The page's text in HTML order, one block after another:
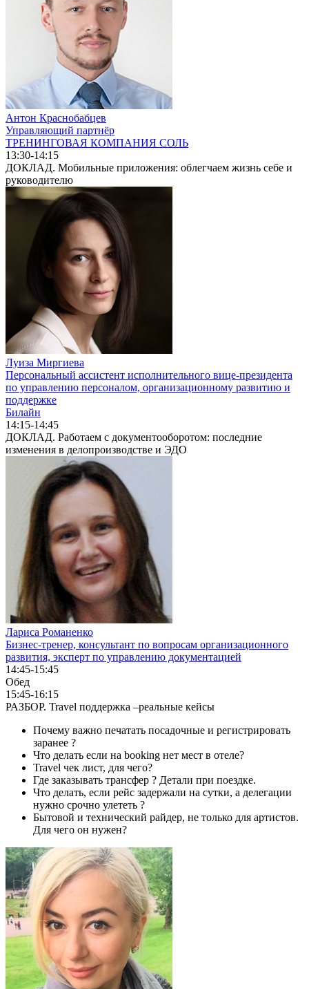
Антон Краснобабцев
Управляющий партнёр
ТРЕНИНГОВАЯ КОМПАНИЯ СОЛЬ
13:30-14:15
ДОКЛАД. Мобильные приложения: облегчаем жизнь себе и
руководителю
Луиза Миргиева
Персональный ассистент исполнительного вице-президента
по управлению персоналом, организационному развитию и
поддержке
Билайн
14:15-14:45
ДОКЛАД. Работаем с документооборотом: последние
изменения в делопроизводстве и ЭДО
Лариса Романенко
Бизнес-тренер, консультант по вопросам организационного
развития, эксперт по управлению документацией
14:45-15:45
Обед
15:45-16:15
РАЗБОР. Travel поддержка –реальные кейсы
Почему важно печатать посадочные и регистрировать
заранее ?
Что делать если на booking нет мест в отеле?
Travel чек лист, для чего?
Где заказывать трансфер ? Детали при поездке.
Что делать, если рейс задержали на сутки, а делегации
нужно срочно улететь ?
Бытовой и технический райдер, не только для артистов.
Для чего он нужен?